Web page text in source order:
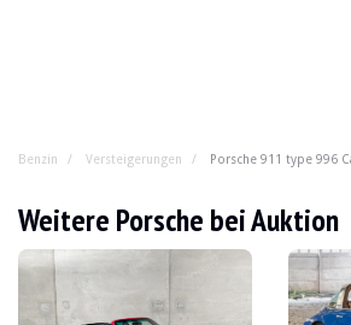
Benzin Versteigerungen Porsche 911 type 996
Porsche 911 type 996
Der 996 ist DER 911, den man
Weitere Porsche bei Auktion